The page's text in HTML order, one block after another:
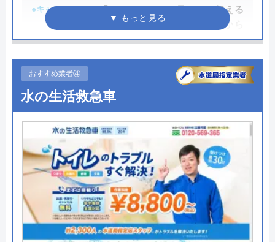
際には必ず「サイトを見た」と伝えましょう。
公式サイトを見る
まずは電話相談！
0120-221-611
受付時間 24時間 年中無休
ハウスラボホームの基本情報
運営会社 株式会社ハウスラボ
代表者 勝島崇裕
創業・設立 2024年11月設立
●キャンペーン
「ホームページを見た」と伝える
だけで、WEB割で作業料金から
3,000円割引！
●駆けつけ時間 最短20分
●定休日 年中無休
●出張見積もり 出張・見積もり無料
●支払い方法
現金、銀行振込、モバイル、後払
い決済、クレジットカード
●累計実績
年間25万件、累計500万件の修理交
換実績
●保証・保険
工事保証12年・商品保証10年(最
おすすめ業者④
水の生活救急車